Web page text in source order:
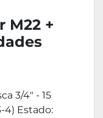
M22 +
4)
3/4" - 15
4) Estado: